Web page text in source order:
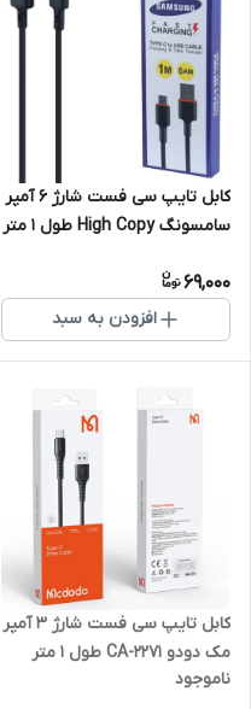
کابل تایپ سی فست شارژ 6 آمپر
سامسونگ High Copy طول 1 متر
69,000
افزودن به سبد
کابل تایپ سی فست شارژ 3 آمپر
مک دودو CA-2271 طول 1 متر
ناموجود